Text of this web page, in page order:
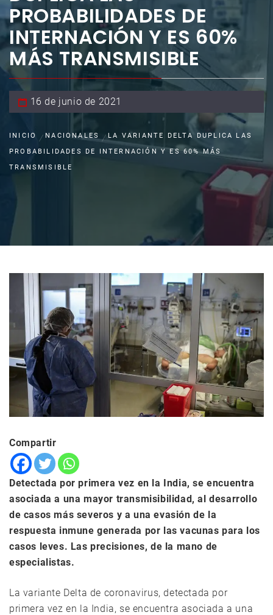
PROBABILIDADES DE
INTERNACIÓN Y ES 60%
MÁS TRANSMISIBLE
16 de junio de 2021
INICIO NACIONALES
LA VARIANTE DELTA DUPLICA LAS
PROBABILIDADES DE INTERNACIÓN Y ES 60% MÁS
TRANSMISIBLE
Compartir
Detectada por primera vez en la India, se encuentra
asociada a una mayor transmisibilidad, al desarrollo
de casos más severos y a una evasión de la
respuesta inmune generada por las vacunas para los
casos leves. Las precisiones, de la mano de
especialistas.
La variante Delta de coronavirus, detectada por
primera vez en la India, se encuentra asociada a una